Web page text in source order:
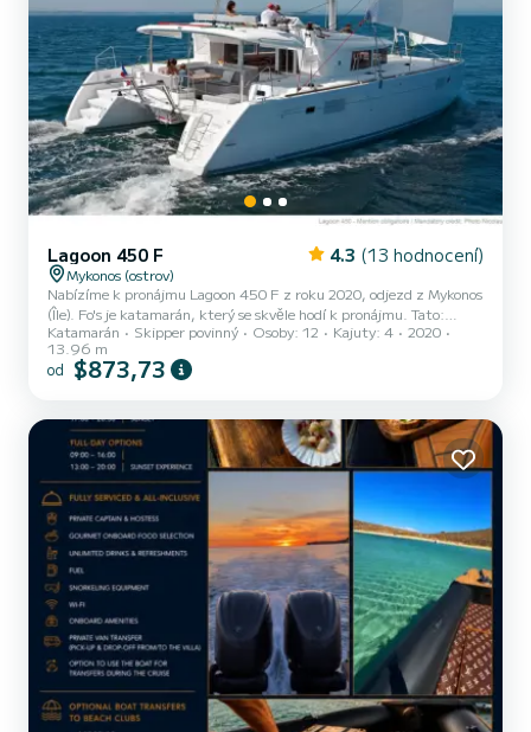
Lagoon 450 F 4.3 (13 hodnocení)
Mykonos (ostrov)
Nabízíme k pronájmu Lagoon 450 F z roku 2020, odjezd z Mykonos
(Île). Fo's je katamarán, který se skvěle hodí k pronájmu. Tato:
boat_type je velmi snadno manévrovatelná a hodí se na plavbu
trvající jeden týden či déle. katamarán měří 14 m. Je určena na
okružní turistické plavby. Počet osob, které můžete vzít s sebou na
Katamarán Skipper povinný Osoby: 12 Kajuty: 4
2020
13.96 m
od $873,73